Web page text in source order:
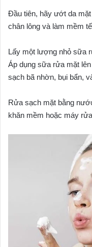
Đầu tiên, hãy ướt da
chân lông và làm mềm
Lấy một lượng nhỏ sữa
Áp dụng sữa rửa mặt
sạch bã nhờn, bụi bẩn,
Rửa sạch mặt bằng
khăn mềm hoặc máy